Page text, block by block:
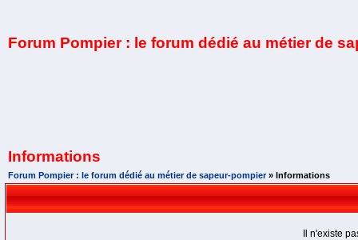
Forum Pompier : le forum dédié au métier de
Informations
Forum Pompier : le forum dédié au métier de sapeur-pompier» Informations
Il n'existe